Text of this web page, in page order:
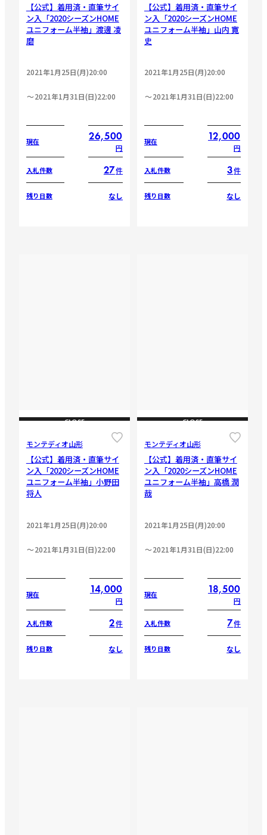
【公式】着用済・直筆サイ
ン入「2020シーズンHOME
ユニフォーム半袖」渡邊 凌
磨
2021年1月25日(月)20:00
2021年1月31日(日)22:00
現在 26,500
円
入札件数 27件
残り日数 なし
【公式】着用済・直筆サイ
ン入「2020シーズンHOME
ユニフォーム半袖」山内 寛
史
2021年1月25日(月)20:00
2021年1月31日(日)22:00
現在 12,000
円
入札件数 3件
残り日数 なし
CLOSE
モンテディオ山形
【公式】着用済・直筆サイ
ン入「2020シーズンHOME
ユニフォーム半袖」小野田
将人
2021年1月25日(月)20:00
2021年1月31日(日)22:00
現在 14,000
円
入札件数 2件
残り日数 なし
CLOSE
モンテディオ山形
【公式】着用済・直筆サイ
ン入「2020シーズンHOME
ユニフォーム半袖」高橋 潤
哉
2021年1月25日(月)20:00
2021年1月31日(日)22:00
現在 18,500
円
入札件数 7件
残り日数 なし